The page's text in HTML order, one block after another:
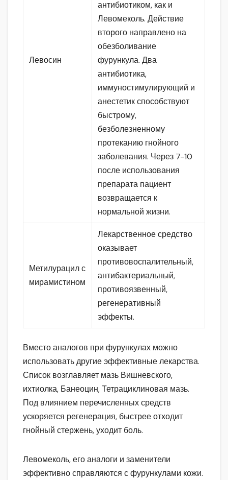
Левосин
антибиотиком, как и
Левомеколь. Действие
второго направлено на
обезболивание
фурункула. Два
антибиотика,
иммуностимулирующий и
анестетик способствуют
быстрому,
безболезненному
протеканию гнойного
заболевания. Через 7-10
после использования
препарата пациент
возвращается к
нормальной жизни.
Метилурацил с
мирамистином
Лекарственное средство
оказывает
противовоспалительный,
антибактериальный,
противоязвенный,
регенеративный
эффекты.
Вместо аналогов при фурункулах можно
использовать другие эффективные лекарства.
Список возглавляет мазь Вишневского,
ихтиолка, Банеоцин, Тетрациклиновая мазь.
Под влиянием перечисленных средств
ускоряется регенерация, быстрее отходит
гнойный стержень, уходит боль.
Левомеколь, его аналоги и заменители
эффективно справляются с фурункулами кожи.